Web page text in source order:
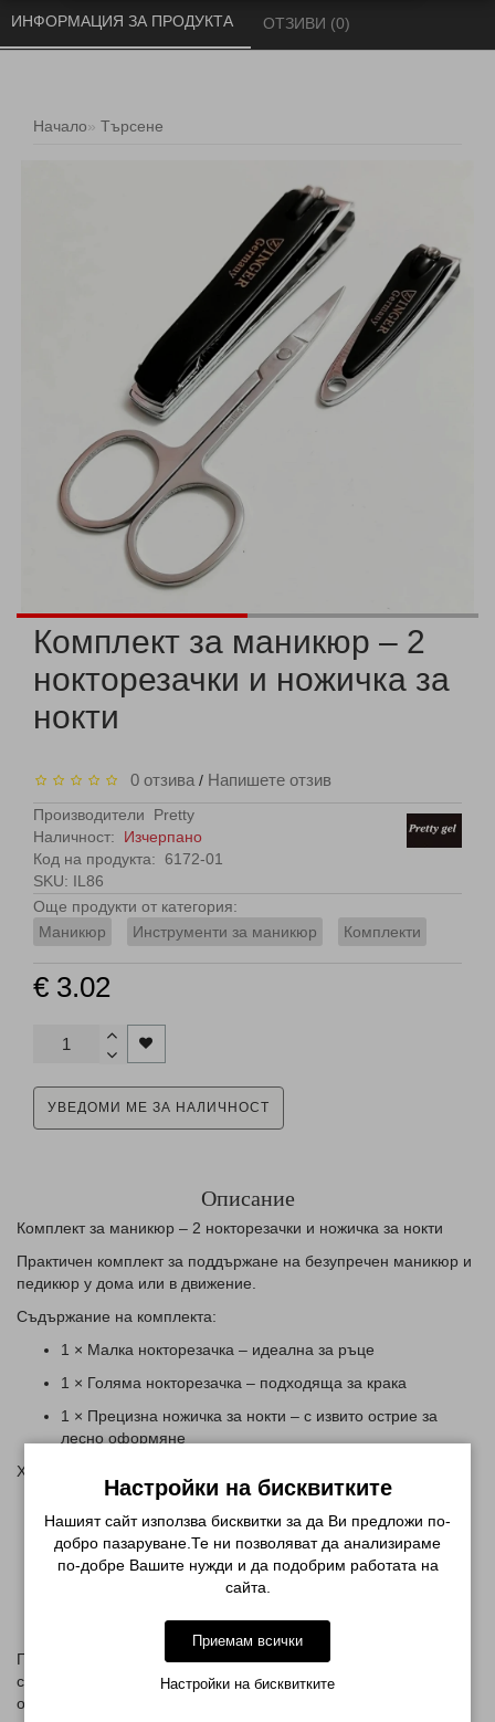
Начало Търсене
ИНФОРМАЦИЯ ЗА ПРОДУКТА ОТЗИВИ (0)
Комплект за маникюр – 2
нокторезачки и ножичка за
нокти
0 отзива / Напишете отзив
Производители
Pretty
Наличност: Изчерпано
Код на продукта: 6172-01
SKU: IL86
Още продукти от категория:
Маникюр
Инструменти за маникюр Комплекти
€ 3.02
УВЕДОМИ МЕ ЗА НАЛИЧНОСТ
Описание
Комплект за маникюр – 2 нокторезачки и ножичка за нокти
Практичен комплект за поддържане на безупречен маникюр и
педикюр у дома или в движение.
Съдържание на комплекта:
1 × Малка нокторезачка – идеална за ръце
1 × Голяма нокторезачка – подходяща за крака
1 × Прецизна ножичка за нокти – с извито острие за
лесно оформяне
Характеристики:
Изработени от неръждаема стомана за дълготрайна
употреба
Остри и здрави остриета за гладко и прецизно рязане
Компактни и леки – идеални за пътуване
Подходящи за мъже, жени и деца
Грижи се за външния си вид с този удобен комплект, който
съчетава всичко необходимо за поддържането на чисти и
оформени нокти.
Настройки на бисквитките
Нашият сайт използва бисквитки за да Ви предложи по-
добро пазаруване.Те ни позволяват да анализираме
по-добре Вашите нужди и да подобрим работата на
сайта.
Приемам всички
Настройки на бисквитките